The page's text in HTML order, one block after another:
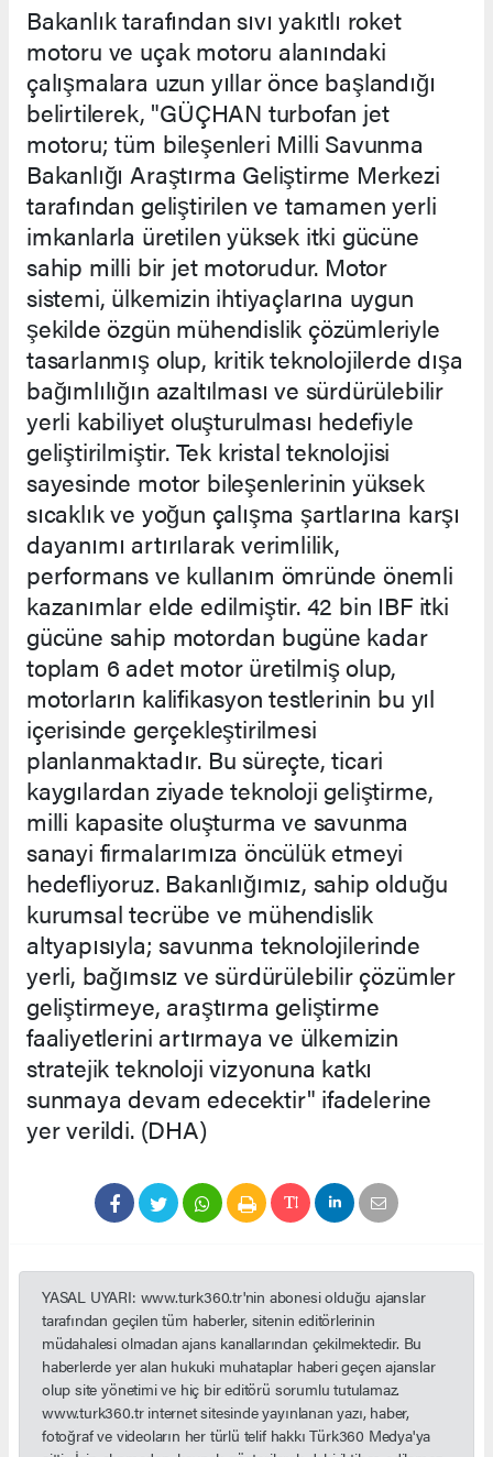
Bakanlık tarafından sıvı yakıtlı roket
motoru ve uçak motoru alanındaki
çalışmalara uzun yıllar önce başlandığı
belirtilerek, "GÜÇHAN turbofan jet
motoru; tüm bileşenleri Milli Savunma
Bakanlığı Araştırma Geliştirme Merkezi
tarafından geliştirilen ve tamamen yerli
imkanlarla üretilen yüksek itki gücüne
sahip milli bir jet motorudur. Motor
sistemi, ülkemizin ihtiyaçlarına uygun
şekilde özgün mühendislik çözümleriyle
tasarlanmış olup, kritik teknolojilerde dışa
bağımlılığın azaltılması ve sürdürülebilir
yerli kabiliyet oluşturulması hedefiyle
geliştirilmiştir. Tek kristal teknolojisi
sayesinde motor bileşenlerinin yüksek
sıcaklık ve yoğun çalışma şartlarına karşı
dayanımı artırılarak verimlilik,
performans ve kullanım ömründe önemli
kazanımlar elde edilmiştir. 42 bin IBF itki
gücüne sahip motordan bugüne kadar
toplam 6 adet motor üretilmiş olup,
motorların kalifikasyon testlerinin bu yıl
içerisinde gerçekleştirilmesi
planlanmaktadır. Bu süreçte, ticari
kaygılardan ziyade teknoloji geliştirme,
milli kapasite oluşturma ve savunma
sanayi firmalarımıza öncülük etmeyi
hedefliyoruz. Bakanlığımız, sahip olduğu
kurumsal tecrübe ve mühendislik
altyapısıyla; savunma teknolojilerinde
yerli, bağımsız ve sürdürülebilir çözümler
geliştirmeye, araştırma geliştirme
faaliyetlerini artırmaya ve ülkemizin
stratejik teknoloji vizyonuna katkı
sunmaya devam edecektir" ifadelerine
yer verildi. (DHA)
YASAL UYARI: www.turk360.tr'nin abonesi olduğu ajanslar
tarafından geçilen tüm haberler, sitenin editörlerinin
müdahalesi olmadan ajans kanallarından çekilmektedir. Bu
haberlerde yer alan hukuki muhataplar haberi geçen ajanslar
olup site yönetimi ve hiç bir editörü sorumlu tutulamaz.
www.turk360.tr internet sitesinde yayınlanan yazı, haber,
fotoğraf ve videoların her türlü telif hakkı Türk360 Medya'ya